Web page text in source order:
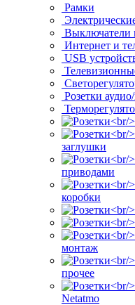
Рамки
Выключатели
Интернет и
USB
Розетки
заглушки
приводами
коробки
монтаж
прочее
Netatmo